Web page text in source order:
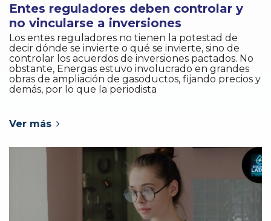
Entes reguladores deben controlar y
no vincularse a inversiones
Los entes reguladores no tienen la potestad de
decir dónde se invierte o qué se invierte, sino de
controlar los acuerdos de inversiones pactados. No
obstante, Energas estuvo involucrado en grandes
obras de ampliación de gasoductos, fijando precios y
demás, por lo que la periodista
Ver más